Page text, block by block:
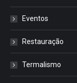
Eventos
Restauração
Termalismo